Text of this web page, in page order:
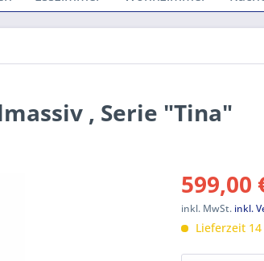
, Serie "Tina"
599,00
inkl. MwSt. inkl.
Lieferzeit